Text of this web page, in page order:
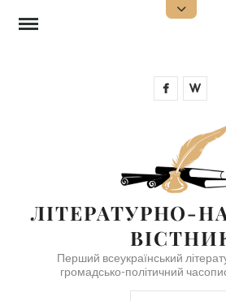
Open
Facebook
ЛІТЕРАТУРНО-
Перший всеукраїнський
громадсько-політичний